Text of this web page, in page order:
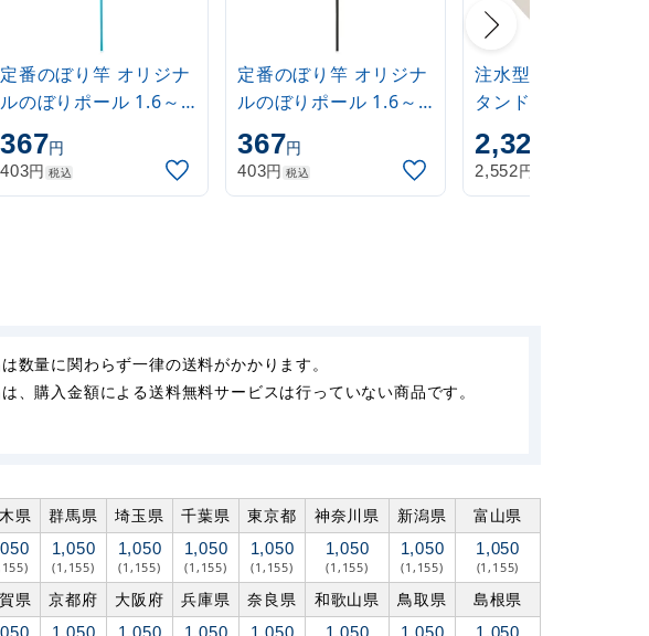
定番のぼり竿 オリジナ
ルのぼりポール 1.6～
3m 伸縮式 水色
(30537SBL)
367円
403円 税込
定番のぼり竿 オリジナ
ルのぼりポール 1.6～
3m 伸縮式 黒
(30537BLK)
367円
403円 税込
注水型マルチのぼりス
タンド 20L
2,320
2,552円
数量に関わらず一律の送料がかかります。
、購入金額による送料無料サービスは行っていない商品です。
県 群馬県 埼玉県 千葉県 東京都 神奈川県 新潟県 富山県
1,050
(1,155)
1,050
(1,155)
1,050
(1,155)
1,050
(1,155)
1,050
(1,155)
1,050
(1,155)
1,050
(1,155)
県 京都府 大阪府 兵庫県 奈良県 和歌山県 鳥取県 島根県
1,050 1,050 1,050 1,050 1,050 1,050 1,050